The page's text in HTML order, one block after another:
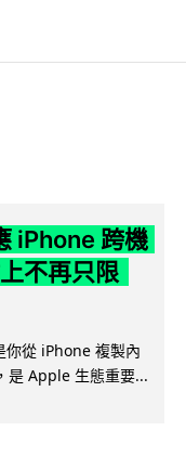
iPhone 跨機
不再只限
你從 iPhone 複製內
是 Apple 生態重要...